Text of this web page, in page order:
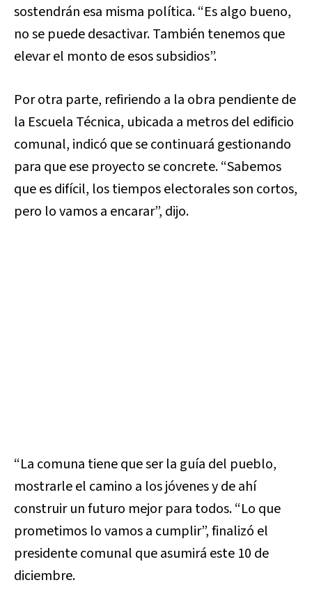
sostendrán esa misma política. “Es algo bueno,
no se puede desactivar. También tenemos que
elevar el monto de esos subsidios”.
Por otra parte, refiriendo a la obra pendiente de
la Escuela Técnica, ubicada a metros del edificio
comunal, indicó que se continuará gestionando
para que ese proyecto se concrete. “Sabemos
que es difícil, los tiempos electorales son cortos,
pero lo vamos a encarar”, dijo.
“La comuna tiene que ser la guía del pueblo,
mostrarle el camino a los jóvenes y de ahí
construir un futuro mejor para todos. “Lo que
prometimos lo vamos a cumplir”, finalizó el
presidente comunal que asumirá este 10 de
diciembre.